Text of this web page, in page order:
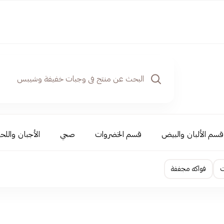
قسم الألبان والبيض قسم الخضروات صحي الأجبان
فواكه مجففة